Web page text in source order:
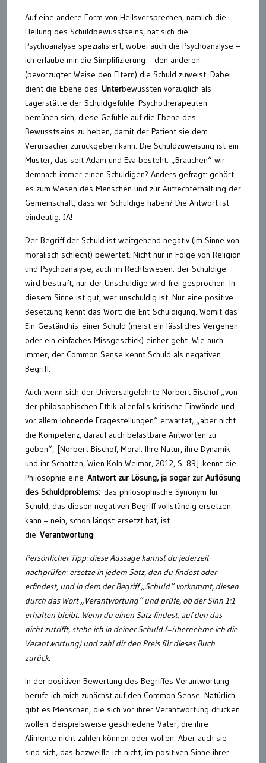
Auf eine andere Form von Heilsversprechen, nämlich die
Heilung des Schuldbewusstseins, hat sich die
Psychoanalyse spezialisiert, wobei auch die Psychoanalyse –
ich erlaube mir die Simplifizierung – den anderen
(bevorzugter Weise den Eltern) die Schuld zuweist. Dabei
dient die Ebene des Unterbewussten vorzüglich als
Lagerstätte der Schuldgefühle. Psychotherapeuten
bemühen sich, diese Gefühle auf die Ebene des
Bewusstseins zu heben, damit der Patient sie dem
Verursacher zurückgeben kann. Die Schuldzuweisung ist ein
Muster, das seit Adam und Eva besteht. „Brauchen“ wir
demnach immer einen Schuldigen? Anders gefragt: gehört
es zum Wesen des Menschen und zur Aufrechterhaltung der
Gemeinschaft, dass wir Schuldige haben? Die Antwort ist
eindeutig: JA!
Der Begriff der Schuld ist weitgehend negativ (im Sinne von
moralisch schlecht) bewertet. Nicht nur in Folge von Religion
und Psychoanalyse, auch im Rechtswesen: der Schuldige
wird bestraft, nur der Unschuldige wird frei gesprochen. In
diesem Sinne ist gut, wer unschuldig ist. Nur eine positive
Besetzung kennt das Wort: die Ent-Schuldigung. Womit das
Ein-Geständnis einer Schuld (meist ein lässliches Vergehen
oder ein einfaches Missgeschick) einher geht. Wie auch
immer, der Common Sense kennt Schuld als negativen
Begriff.
Auch wenn sich der Universalgelehrte Norbert Bischof „von
der philosophischen Ethik allenfalls kritische Einwände und
vor allem lohnende Fragestellungen“ erwartet, „aber nicht
die Kompetenz, darauf auch belastbare Antworten zu
geben“, [Norbert Bischof, Moral. Ihre Natur, ihre Dynamik
und ihr Schatten, Wien Köln Weimar, 2012, S. 89] kennt die
Philosophie eine Antwort zur Lösung, ja sogar zur Auflösung
des Schuldproblems: das philosophische Synonym für
Schuld, das diesen negativen Begriff vollständig ersetzen
kann – nein, schon längst ersetzt hat, ist
die Verantwortung!
Persönlicher Tipp: diese Aussage kannst du jederzeit
nachprüfen: ersetze in jedem Satz, den du findest oder
erfindest, und in dem der Begriff „Schuld“ vorkommt, diesen
durch das Wort „Verantwortung“ und prüfe, ob der Sinn 1:1
erhalten bleibt. Wenn du einen Satz findest, auf den das
nicht zutrifft, stehe ich in deiner Schuld (=übernehme ich die
Verantwortung) und zahl dir den Preis für dieses Buch
zurück.
In der positiven Bewertung des Begriffes Verantwortung
berufe ich mich zunächst auf den Common Sense. Natürlich
gibt es Menschen, die sich vor ihrer Verantwortung drücken
wollen. Beispielsweise geschiedene Väter, die ihre
Alimente nicht zahlen können oder wollen. Aber auch sie
sind sich, das bezweifle ich nicht, im positiven Sinne ihrer